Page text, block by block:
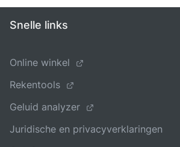
Snelle links
Online winkel
Rekentools
Geluid analyzer
Juridische en privacyverklaringen